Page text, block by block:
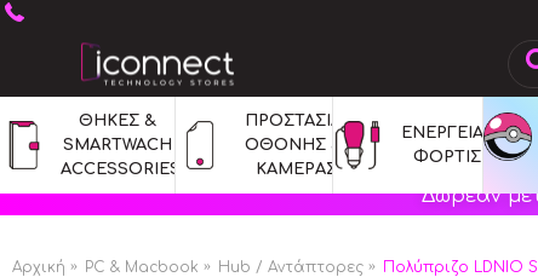
ΘΗΚΕΣ &
SMARTWACH
ACCESSORIES
ΠΡΟΣΤΑΣΙΑ
ΟΘΟΝΗΣ &
ΚΑΜΕΡΑΣ
ΕΝΕΡΓΕΙΑ &
ΦΟΡΤΙΣΗ
Δωρεάν
Αρχική PC & Macbook Hub / Αντάπτορες Πολύπριζο LDNIO